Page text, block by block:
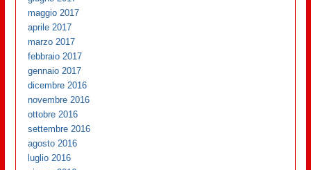
maggio 2017
aprile 2017
marzo 2017
febbraio 2017
gennaio 2017
dicembre 2016
novembre 2016
ottobre 2016
settembre 2016
agosto 2016
luglio 2016